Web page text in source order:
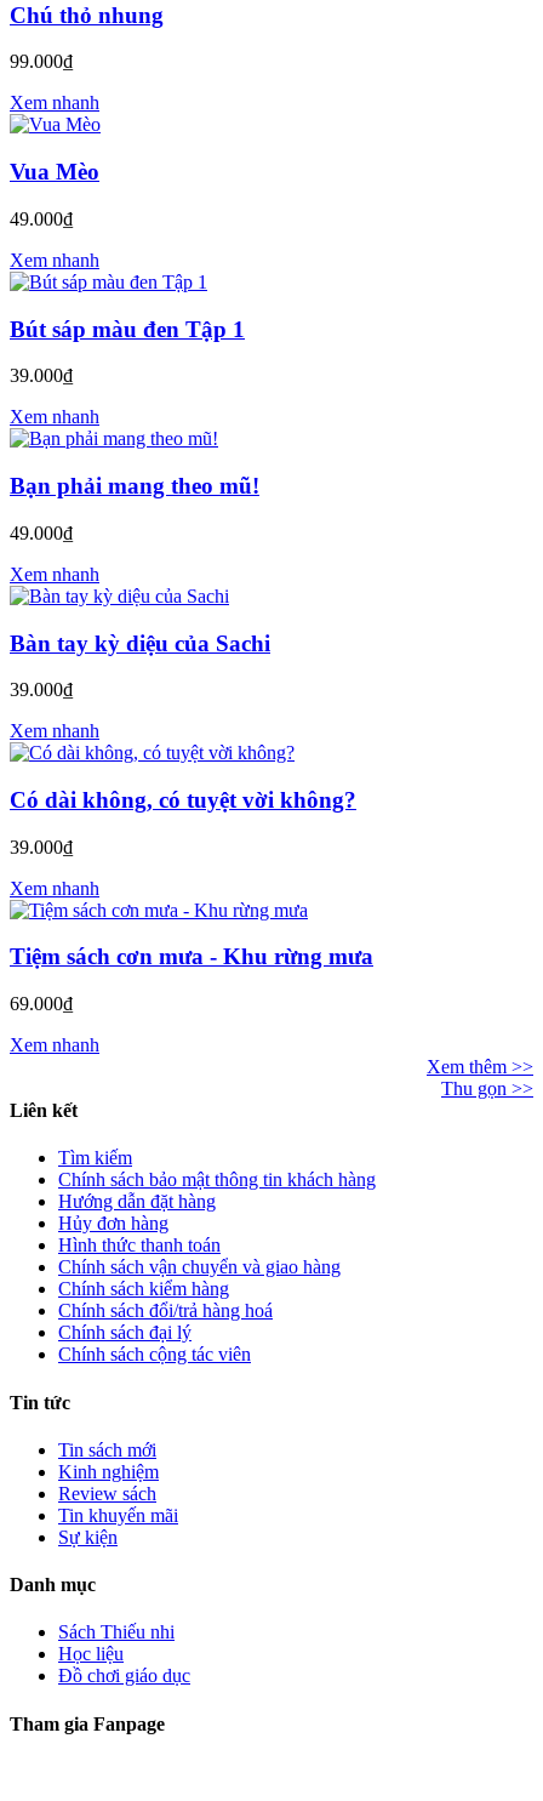
Chú thỏ nhung
99.000₫
Xem nhanh
Vua Mèo
49.000₫
Xem nhanh
Bút sáp màu đen Tập 1
39.000₫
Xem nhanh
Bạn phải mang theo mũ!
49.000₫
Xem nhanh
Bàn tay kỳ diệu của Sachi
39.000₫
Xem nhanh
Có dài không, có tuyệt vời không?
39.000₫
Xem nhanh
Tiệm sách cơn mưa - Khu rừng mưa
69.000₫
Xem nhanh
Xem thêm >>
Thu gọn >>
Liên kết
Tìm kiếm
Chính sách bảo mật thông tin khách hàng
Hướng dẫn đặt hàng
Hủy đơn hàng
Hình thức thanh toán
Chính sách vận chuyển và giao hàng
Chính sách kiểm hàng
Chính sách đổi/trả hàng hoá
Chính sách đại lý
Chính sách cộng tác viên
Tin tức
Tin sách mới
Kinh nghiệm
Review sách
Tin khuyến mãi
Sự kiện
Danh mục
Sách Thiếu nhi
Học liệu
Đồ chơi giáo dục
Tham gia Fanpage